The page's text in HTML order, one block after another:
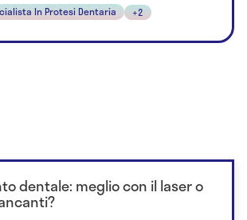
In Protesi Dentaria +2
dentale: meglio con il laser o